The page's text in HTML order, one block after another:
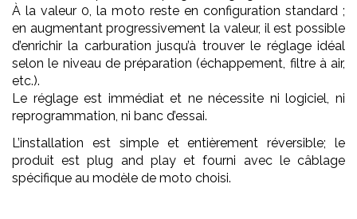
À la valeur 0, la moto reste en configuration standard ;
en augmentant progressivement la valeur, il est possible
d’enrichir la carburation jusqu’à trouver le réglage idéal
selon le niveau de préparation (échappement, filtre à air,
etc.).
Le réglage est immédiat et ne nécessite ni logiciel, ni
reprogrammation, ni banc d’essai.
L’installation est simple et entièrement réversible; le
produit est plug and play et fourni avec le câblage
spécifique au modèle de moto choisi.